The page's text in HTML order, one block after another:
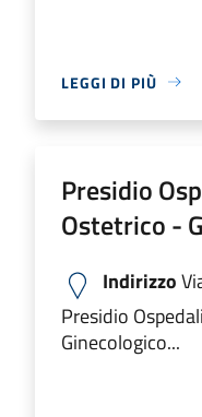
LEGGI DI PIÙ
Presidio
Ostetrico -
Indirizzo
Presidio
Ginecologico...